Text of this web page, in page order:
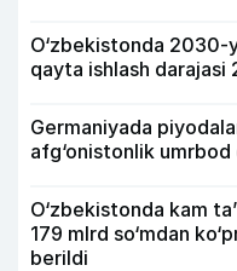
O‘zbekistonda
qayta ishlash
Germaniyada
afg‘onistonlik
O‘zbekistonda kam
179 mlrd so‘mdan
berildi